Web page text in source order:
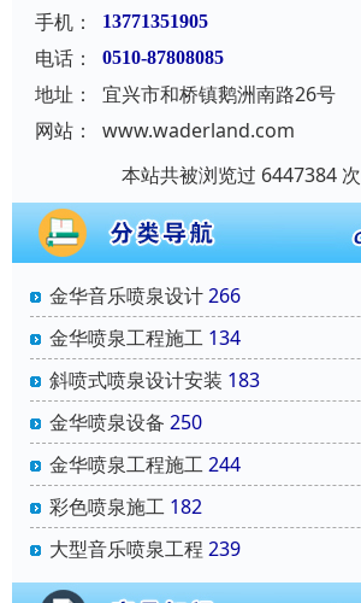
手机：
13771351905
电话： 0510-87808085
地址：
宜兴市和桥镇鹅洲南路26号
网站：
www.waderland.com
本站共被浏览过 6447384 次
金华音乐喷泉设计266
金华喷泉工程施工 134
斜喷式喷泉设计安装 183
金华喷泉设备 250
金华喷泉工程施工244
彩色喷泉施工 182
大型音乐喷泉工程 239